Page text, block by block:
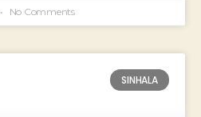
No Comments
SINHALA